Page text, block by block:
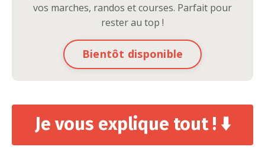
vos marches, randos et courses. Parfait pour
rester au top !
Bientôt disponible
Je vous explique tout ! ⬇️